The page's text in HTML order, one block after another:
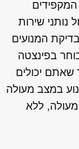
המקפידים
נותני שירות
המנועים
בפינצטה
שאתם יכולים
במצב מעולה
ללא